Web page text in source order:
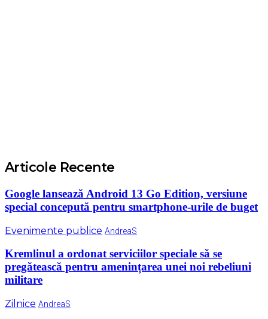
Articole Recente
Google lansează Android 13 Go Edition, versiune
special concepută pentru smartphone-urile de buget
Evenimente publice AndreaS
Kremlinul a ordonat serviciilor speciale să se
pregătească pentru amenințarea unei noi rebeliuni
militare
Zilnice AndreaS